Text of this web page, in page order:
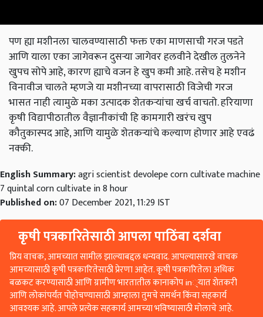
पण ह्या मशीनला चालवण्यासाठी फक्त एका माणसाची गरज पडते
आणि याला एका जागेवरून दुसऱ्या जागेवर हलवीने देखील तुलनेने
खुपच सोपे आहे, कारण ह्याचे वजन हे खुप कमी आहे. तसेच हे मशीन
विनावीज चालते म्हणजे या मशीनच्या वापरासाठी विजेची गरज
भासत नाही त्यामुळे मका उत्पादक शेतकऱ्यांचा खर्च वाचतो. हरियाणा
कृषी विद्यापीठातील वैज्ञानीकांची हि कामगारी खरंच खुप
कौतुकास्पद आहे, आणि यामुळे शेतकऱ्यांचे कल्याण होणार आहे एवढं
नक्की.
English Summary:agri scientist devolepe corn cultivate machine
7 quintal corn cultivate in 8 hour
Published on:07 December 2021, 11:29 IST
कृषी पत्रकारितेसाठी आपला पाठिंबा दर्शवा
प्रिय वाचक, आमच्यात सामील झाल्याबद्दल धन्यवाद. आपल्यासारखे वाचक
आमच्यासाठी कृषी पत्रकारितेसाठी प्रेरणा आहेत. कृषी पत्रकारितेला अधिक
बळकट करण्यासाठी आणि ग्रामीण भारतातील कानाकोप in्यात शेतकरी
आणि लोकांपर्यंत पोहोचण्यासाठी आम्हाला तुमचे समर्थन किंवा सहकार्य
आवश्यक आहे. आपले प्रत्येक सहकार्य आमच्या भविष्यासाठी मोलाचे आहे.